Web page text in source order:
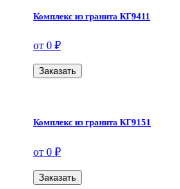
Комплекс из гранита КГ9411
от 0 ₽
Заказать
Комплекс из гранита КГ9151
от 0 ₽
Заказать